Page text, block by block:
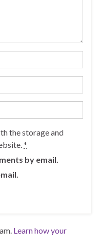
the storage and
*
by email.
Learn how your